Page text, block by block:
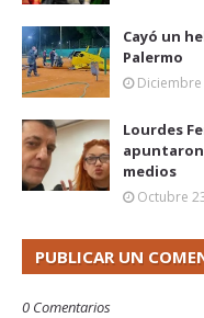
Cayó un
Palermo
Diciembre
Lourdes
medios
Octubre
PUBLICAR UN
0 Comentarios